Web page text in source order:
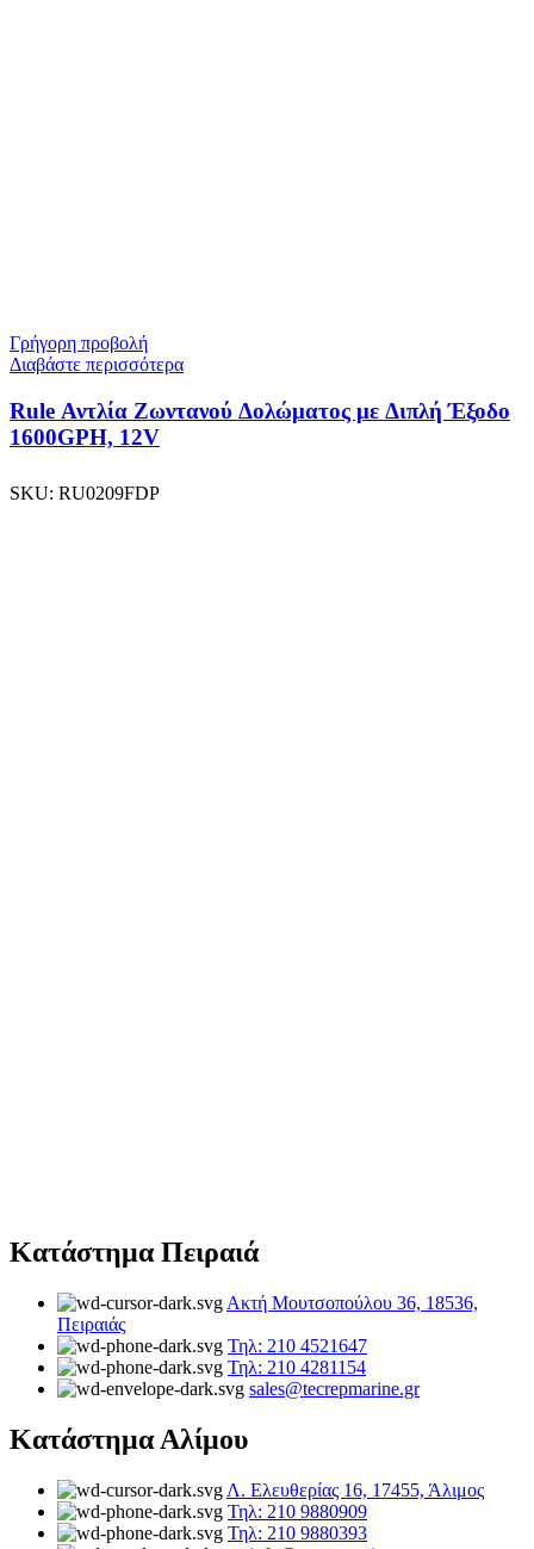
Γρήγορη προβολή
Διαβάστε περισσότερα
Rule Αντλία Ζωντανού Δολώματος με Διπλή Έξοδο
1600GPH, 12V
SKU: RU0209FDP
Κατάστημα Πειραιά
Ακτή Μουτσοπούλου 36, 18536,
Πειραιάς
Τηλ: 210 4521647
Τηλ: 210 4281154
sales@tecrepmarine.gr
Κατάστημα Αλίμου
Λ. Ελευθερίας 16, 17455, Άλιμος
Τηλ: 210 9880909
Τηλ: 210 9880393